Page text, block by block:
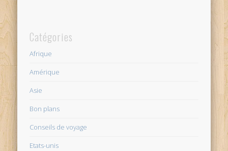
Catégories
Afrique
Amérique
Asie
Bon plans
Conseils de voyage
Etats-unis